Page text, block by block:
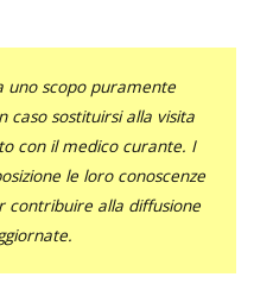
uno scopo puramente
caso sostituirsi alla visita
con il medico curante. I
le loro conoscenze
contribuire alla diffusione